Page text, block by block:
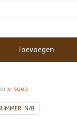
Toevoegen
N/B
soep